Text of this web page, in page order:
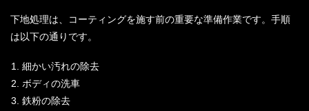
下地処理は、コーティングを施す前の重要な準備作業です。手順
は以下の通りです。
細かい汚れの除去
ボディの洗車
鉄粉の除去